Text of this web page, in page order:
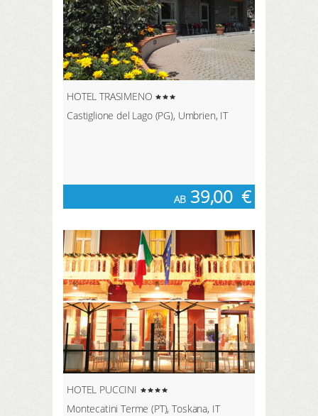
HOTEL TRASIMENO
Castiglione del Lago (PG), Umbrien, IT
AB 39,00 €
HOTEL PUCCINI
Montecatini Terme (PT), Toskana, IT